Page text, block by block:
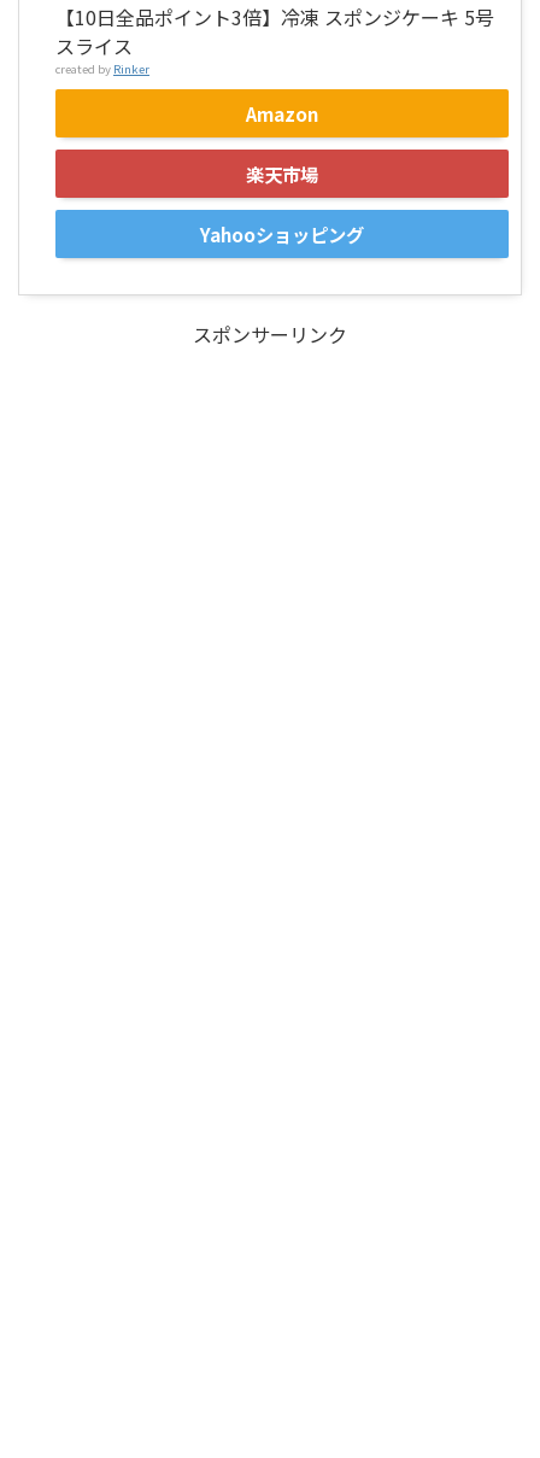
【10日全品ポイント3倍】冷凍 スポンジケーキ 5号
スライス
created by Rinker
Amazon
楽天市場
Yahooショッピング
スポンサーリンク